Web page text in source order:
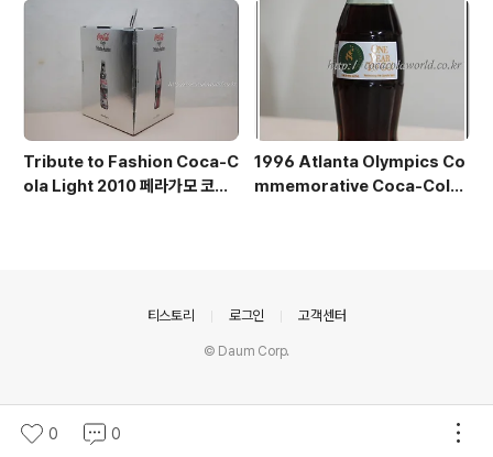
cs 북경올림픽 기념 보틀
Tribute to Fashion Coca-C
ola Light 2010 페라가모 코카-
1996 Atlanta Olympics Co
mmemorative Coca-Cola
0 0
티스토리 로그인 고객센터
© Daum Corp.